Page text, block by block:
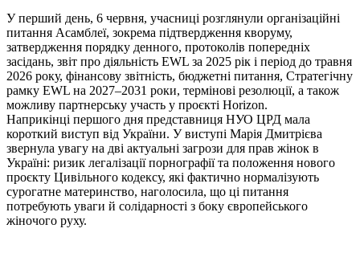
У перший день, 6 червня, учасниці розглянули організаційні
питання Асамблеї, зокрема підтвердження кворуму,
затвердження порядку денного, протоколів попередніх
засідань, звіт про діяльність EWL за 2025 рік і період до травня
2026 року, фінансову звітність, бюджетні питання, Стратегічну
рамку EWL на 2027–2031 роки, термінові резолюції, а також
можливу партнерську участь у проєкті Horizon.
Наприкінці першого дня представниця НУО ЦРД мала
короткий виступ від України. У виступі Марія Дмитрієва
звернула увагу на дві актуальні загрози для прав жінок в
Україні: ризик легалізації порнографії та положення нового
проєкту Цивільного кодексу, які фактично нормалізують
сурогатне материнство, наголосила, що ці питання
потребують уваги й солідарності з боку європейського
жіночого руху.